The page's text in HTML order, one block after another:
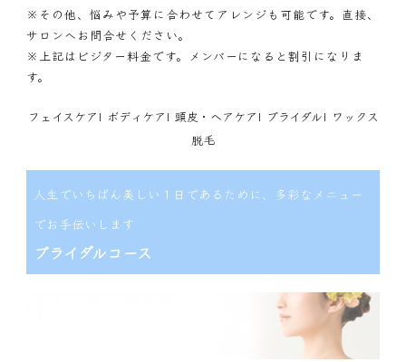
※その他、悩みや予算に合わせてアレンジも可能です。直接、
サロンへお問合せください。
※上記はビジター料金です。メンバーになると割引になりま
す。
フェイスケア | ボディケア | 頭皮・ヘアケア | ブライダル| ワックス
脱毛
人生でいちばん美しい１日であるために、多彩なメニュー
でお手伝いします
ブライダルコース